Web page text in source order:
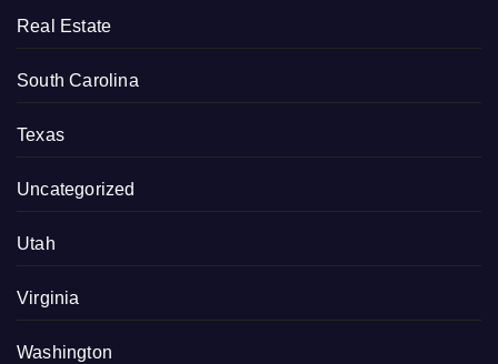
Real Estate
South Carolina
Texas
Uncategorized
Utah
Virginia
Washington